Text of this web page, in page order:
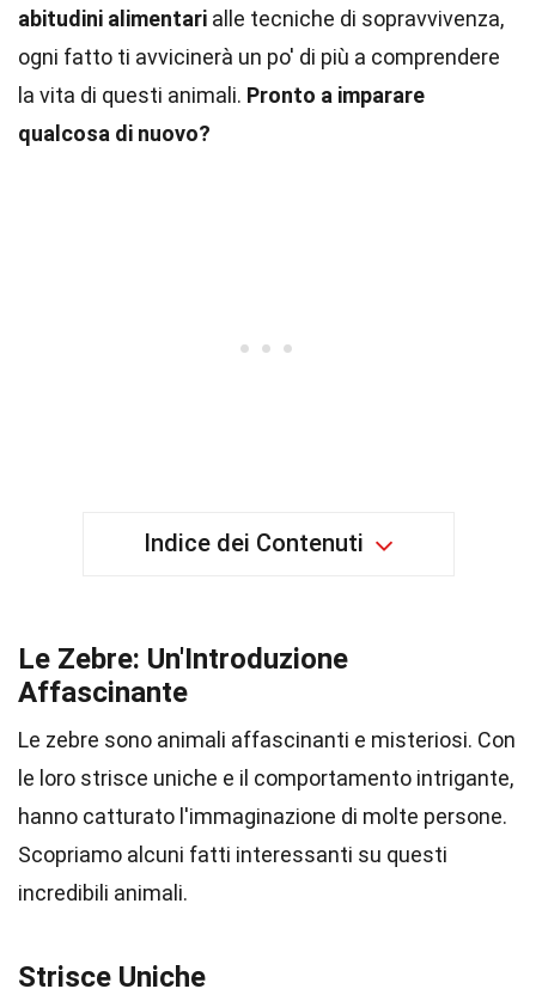
abitudini alimentari alle tecniche di sopravvivenza,
ogni fatto ti avvicinerà un po' di più a comprendere
la vita di questi animali. Pronto a imparare
qualcosa di nuovo?
Indice dei Contenuti
Le Zebre: Un'Introduzione
Affascinante
Le zebre sono animali affascinanti e misteriosi. Con
le loro strisce uniche e il comportamento intrigante,
hanno catturato l'immaginazione di molte persone.
Scopriamo alcuni fatti interessanti su questi
incredibili animali.
Strisce Uniche